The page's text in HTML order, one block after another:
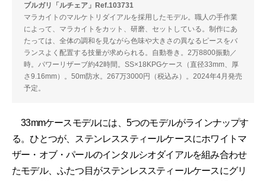
ブルガリ「ルチェア」Ref.103731
マラカイトのマルケトリダイアルを採用したモデル。職人の手作業
によって、マラカイトをカット、研磨、セットしている。制作にあ
たっては、全体の調和を見ながら色味や大きさの異なるピースをバ
ランスよく配置する技量が求められる。自動巻き。2万8800振動／
時。パワーリザーブ約42時間。SS×18KPGケース（直径33mm、厚
さ9.16mm）。50m防水。267万3000円（税込み）。2024年4月発売
予定。
33mmケースモデルには、5つのモデルがラインナップす
る。ひとつが、ステンレススティールケースにホワイトマ
ザー・オブ・パールのインタルシオダイアルを組み合わせ
たモデル、ふたつ目がステンレススティールケースにグリ